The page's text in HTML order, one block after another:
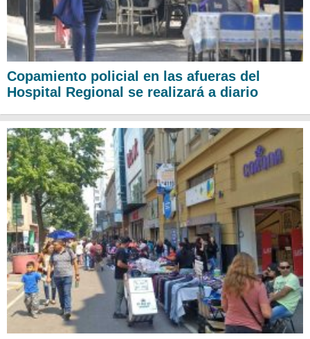
Copamiento policial en las afueras del
Hospital Regional se realizará a diario